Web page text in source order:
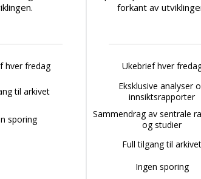
hver fredag
til arkivet
sporing
forkant av
Ukebrief hver
Eksklusive analyser
innsiktsrapporter
Sammendrag av sentrale
og studier
Full tilgang til arkivet
Ingen sporing